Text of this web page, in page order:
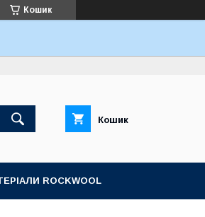
Кошик
Кошик
ROCKWOOL